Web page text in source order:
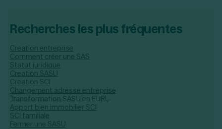
Recherches les plus fréquentes
Creation entreprise
Comment créer une SAS
Statut juridique
Creation SASU
Creation SCI
Changement adresse entreprise
Transformation SASU en EURL
Apport bien immobilier SCI
SCI familiale
Fermer une SASU